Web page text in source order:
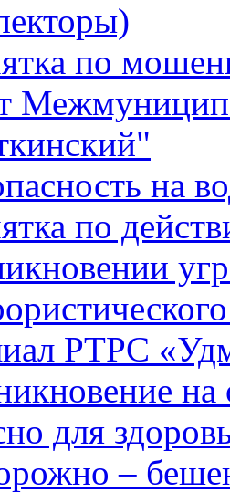
по
на
по
РТРС
на
для
–